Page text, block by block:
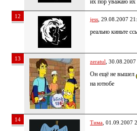
их пор уважаю их
12 jess , 29.08.2007
реально киньте
13 zeratul ,
Он ещё не вышел
на ютюбе
14 Тима , 01.09.2007